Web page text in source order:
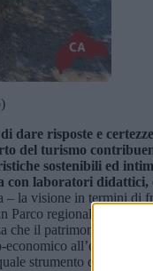
dare risposte e
del turismo
sostenibili ed
con laboratori
– la visione in termini
Parco regionale che
che il patrimonio
all’equilibrio
strumento